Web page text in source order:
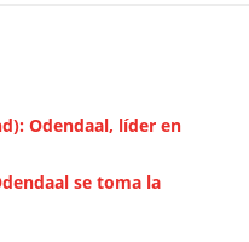
Odendaal, líder en
se toma la